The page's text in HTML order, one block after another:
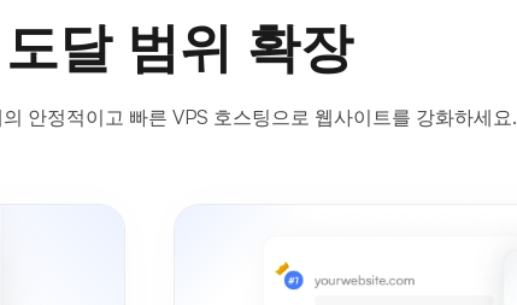
달 범위 확장
안정적이고 빠른 VPS 호스팅으로 웹사이트를 강화하세요.